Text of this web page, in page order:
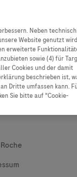
Produkte
Neben technisch
Website genutzt wird
erweiterte
sowie (4) für
Cookies und der damit
beschrieben ist,
Dritte umfassen kann.
Sie bitte auf "Cookie-